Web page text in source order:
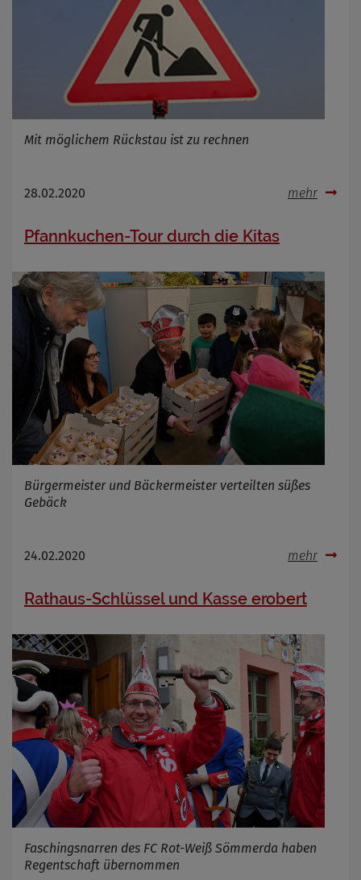
Mit möglichem Rückstau ist zu rechnen
28.02.2020 mehr
Pfannkuchen-Tour durch die Kitas
Bürgermeister und Bäckermeister verteilten süßes
Gebäck
24.02.2020 mehr
Rathaus-Schlüssel und Kasse erobert
Faschingsnarren des FC Rot-Weiß Sömmerda haben
Regentschaft übernommen